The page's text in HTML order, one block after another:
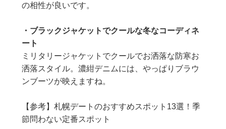
の相性が良いです。
・ブラックジャケットでクールな冬なコーディネ
ート
ミリタリージャケットでクールでお洒落な防寒お
洒落スタイル。濃紺デニムには、やっぱりブラウ
ンブーツが映えますね。
【参考】札幌デートのおすすめスポット13選！季
節問わない定番スポット